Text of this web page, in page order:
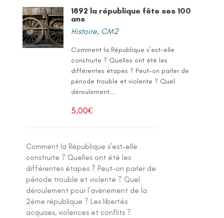
1892 la république fête ses 100
ans
Histoire, CM2
Comment la République s’est-elle
construite ? Quelles ont été les
différentes étapes ? Peut-on parler de
période trouble et violente ? Quel
déroulement...
5,00€
Comment la République s’est-elle
construite ? Quelles ont été les
différentes étapes ? Peut-on parler de
période trouble et violente ? Quel
déroulement pour l’avènement de la
2ème république ? Les libertés
acquises, violences et conflits ?